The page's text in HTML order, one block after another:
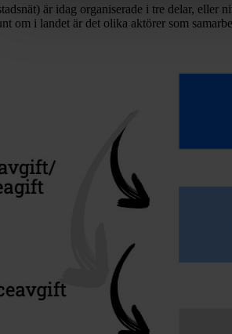
är idag organiserade i tre delar, eller
om i landet är det olika aktörer som